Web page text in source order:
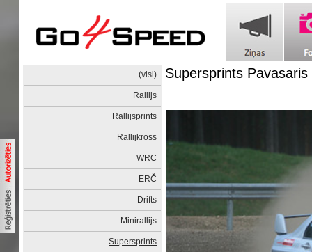
(visi)
Rallijs
Rallijsprints
Rallijkross
WRC
ERČ
Drifts
Minirallijs
Supersprints
Supersprints